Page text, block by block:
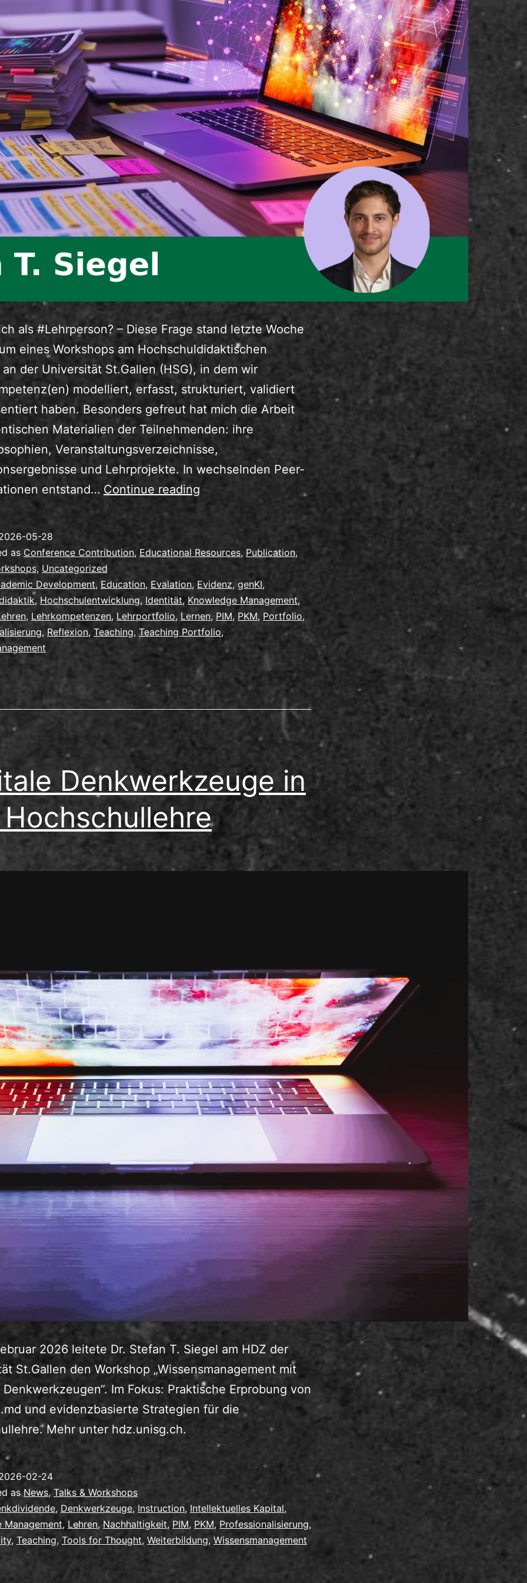
als #Lehrperson? – Diese Frage stand letzte Woche
eines Workshops am Hochschuldidaktischen
der Universität St.Gallen (HSG), in dem wir
modelliert, erfasst, strukturiert, validiert
haben. Besonders gefreut hat mich die Arbeit
Materialien der Teilnehmenden: ihre
Veranstaltungsverzeichnisse,
und Lehrprojekte. In wechselnden Peer-
entstand… Continue reading Lehrkompetenzentwicklung
durch
Lehrportfolios
mit/trotz
05-28
as Conference Contribution, Educational Resources, Publication,
, Uncategorized
Development, Education, Evalation, Evidenz, genKI,
, Hochschulentwicklung, Identität, Knowledge Management,
, Lehrkompetenzen, Lehrportfolio, Lernen, PIM, PKM, Portfolio,
,Reflexion, Teaching, Teaching Portfolio,
Denkwerkzeuge in
2026 leitete Dr. Stefan T. Siegel am HDZ der
St.Gallen den Workshop „Wissensmanagement mit
Im Fokus: Praktische Erprobung von
und evidenzbasierte Strategien für die
Mehr unter hdz.unisg.ch.
02-24
asNews, Talks & Workshops
, Denkwerkzeuge, Instruction, Intellektuelles Kapital,
Management, Lehren,Nachhaltigkeit, PIM, PKM, Professionalisierung,
, Teaching, Tools for Thought, Weiterbildung, Wissensmanagement